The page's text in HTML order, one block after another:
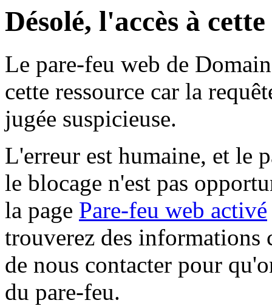
Désolé, l'accès à
Le pare-feu web de
cette ressource car la
jugée suspicieuse.
L'erreur est humaine, et le
le blocage n'est pas
la page Pare-feu web activé
trouverez des informations
de nous contacter pour
du pare-feu.